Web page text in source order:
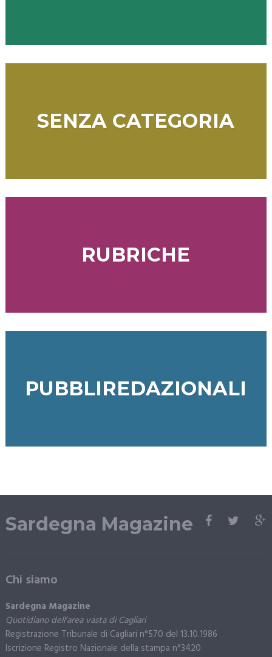
SENZA CATEGORIA
RUBRICHE
PUBBLIREDAZIONALI
Sardegna Magazine
Chi siamo
Sardegna Magazine
Quotidiano dell’area vasta di Cagliari
Registrazione Tribunale di Cagliari n°570 del 13.10.1986
Iscrizione Registro Nazionale della stampa n°3420